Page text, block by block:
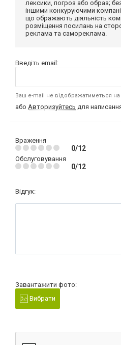
лексики, погроз або образ;
іншими конкуруючими
що ображають діяльність
розміщення посилань на
реклама та самореклама.
Введіть email:
Ваш e-mail не відображатиметься на
або Авторизуйтесь для
Враження
0/12
Обслуговування
0/12
Відгук:
Завантажити фото:
Вибрати